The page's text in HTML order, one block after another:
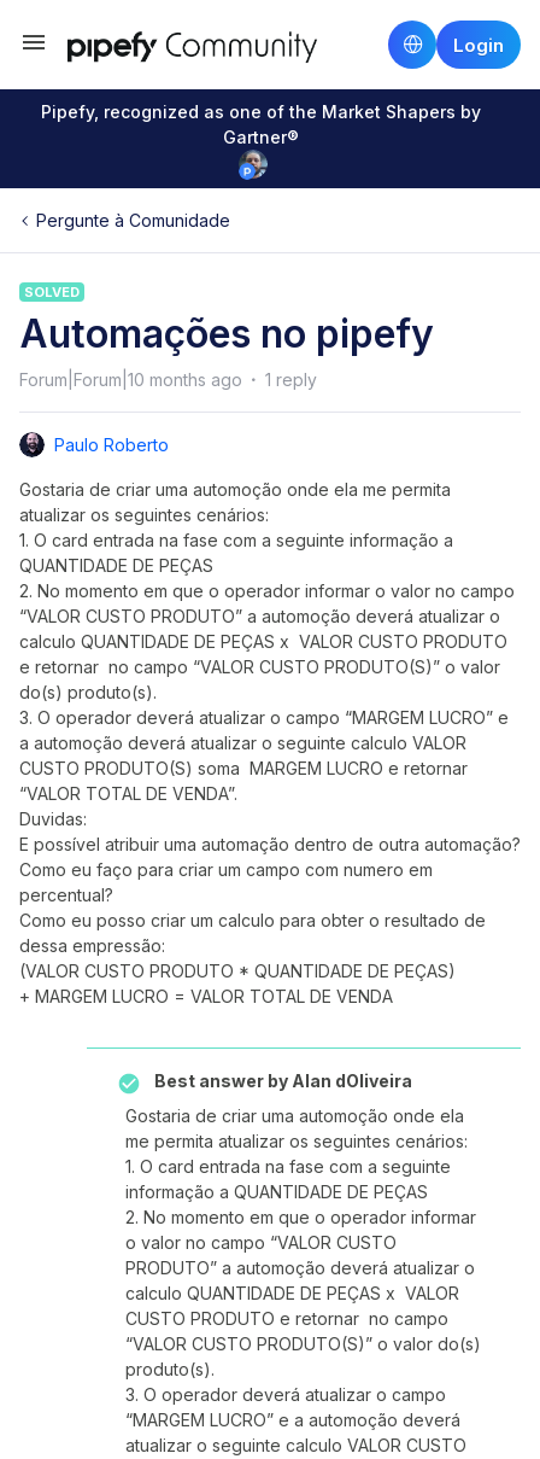
Login
Pipefy, recognized as one of the Market Shapers by
Gartner®
Pergunte à Comunidade
SOLVED
Automações no pipefy
Forum|Forum|10 months ago 1 reply
Paulo Roberto
Gostaria de criar uma automoção onde ela me permita
atualizar os seguintes cenários:
1. O card entrada na fase com a seguinte informação a
QUANTIDADE DE PEÇAS
2. No momento em que o operador informar o valor no campo
“VALOR CUSTO PRODUTO” a automoção deverá atualizar o
calculo QUANTIDADE DE PEÇAS x VALOR CUSTO PRODUTO
e retornar no campo “VALOR CUSTO PRODUTO(S)” o valor
do(s) produto(s).
3. O operador deverá atualizar o campo “MARGEM LUCRO” e
a automoção deverá atualizar o seguinte calculo VALOR
CUSTO PRODUTO(S) soma MARGEM LUCRO e retornar
“VALOR TOTAL DE VENDA”.
Duvidas:
E possível atribuir uma automação dentro de outra automação?
Como eu faço para criar um campo com numero em
percentual?
Como eu posso criar um calculo para obter o resultado de
dessa empressão:
(VALOR CUSTO PRODUTO * QUANTIDADE DE PEÇAS)
+ MARGEM LUCRO = VALOR TOTAL DE VENDA
Best answer by Alan dOliveira
Gostaria de criar uma automoção onde ela
me permita atualizar os seguintes cenários:
1. O card entrada na fase com a seguinte
informação a QUANTIDADE DE PEÇAS
2. No momento em que o operador informar
o valor no campo “VALOR CUSTO
PRODUTO” a automoção deverá atualizar o
calculo QUANTIDADE DE PEÇAS x VALOR
CUSTO PRODUTO e retornar no campo
“VALOR CUSTO PRODUTO(S)” o valor do(s)
produto(s).
3. O operador deverá atualizar o campo
“MARGEM LUCRO” e a automoção deverá
atualizar o seguinte calculo VALOR CUSTO